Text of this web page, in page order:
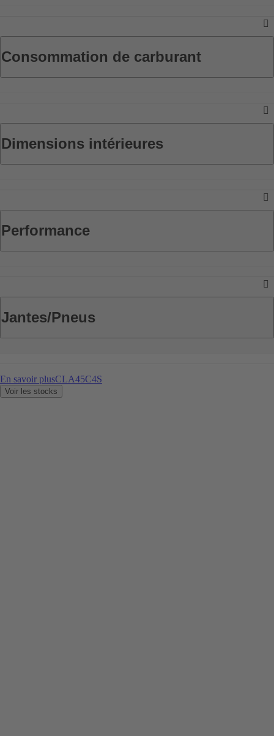
Consommation de carburant
Dimensions intérieures
Performance
Jantes/Pneus
En savoir plusCLA45C4S
Voir les stocks